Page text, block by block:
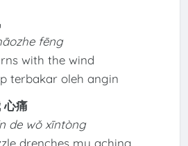
fēng
with the wind
terbakar oleh angin
心痛
de wǒ xīntòng
drenches my aching